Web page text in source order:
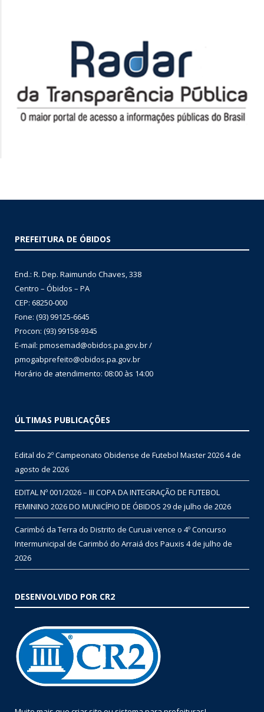
PREFEITURA DE ÓBIDOS
End.: R. Dep. Raimundo Chaves, 338
Centro – Óbidos – PA
CEP: 68250-000
Fone: (93) 99125-6645
Procon: (93) 99158-9345
E-mail: pmosemad@obidos.pa.gov.br /
pmogabprefeito@obidos.pa.gov.br
Horário de atendimento: 08:00 às 14:00
ÚLTIMAS PUBLICAÇÕES
Edital do 2º Campeonato Obidense de Futebol Master 20264 de
agosto de 2026
EDITAL Nº 001/2026 – III COPA DA INTEGRAÇÃO DE FUTEBOL
FEMININO 2026 DO MUNICÍPIO DE ÓBIDOS 29 de julho de 2026
Carimbó da Terra do Distrito de Curuai vence o 4º Concurso
Intermunicipal de Carimbó do Arraiá dos Pauxis 4 de julho de
2026
DESENVOLVIDO POR CR2